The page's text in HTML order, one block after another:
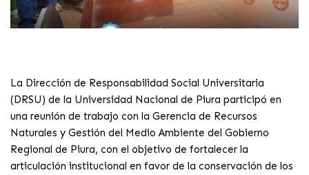
La Dirección de Responsabilidad Social Universitaria
(DRSU) de la Universidad Nacional de Piura participó en
una reunión de trabajo con la Gerencia de Recursos
Naturales y Gestión del Medio Ambiente del Gobierno
Regional de Piura, con el objetivo de fortalecer la
articulación institucional en favor de la conservación de los